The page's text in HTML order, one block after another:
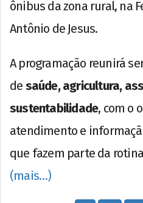
ônibus da zona rural, na
Antônio de Jesus.
A programação reunirá
de saúde, agricultura,
sustentabilidade, com o
atendimento e
que fazem parte da
(mais…)